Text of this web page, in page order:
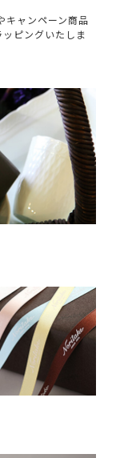
キャンペーン商品
ッピングいたしま